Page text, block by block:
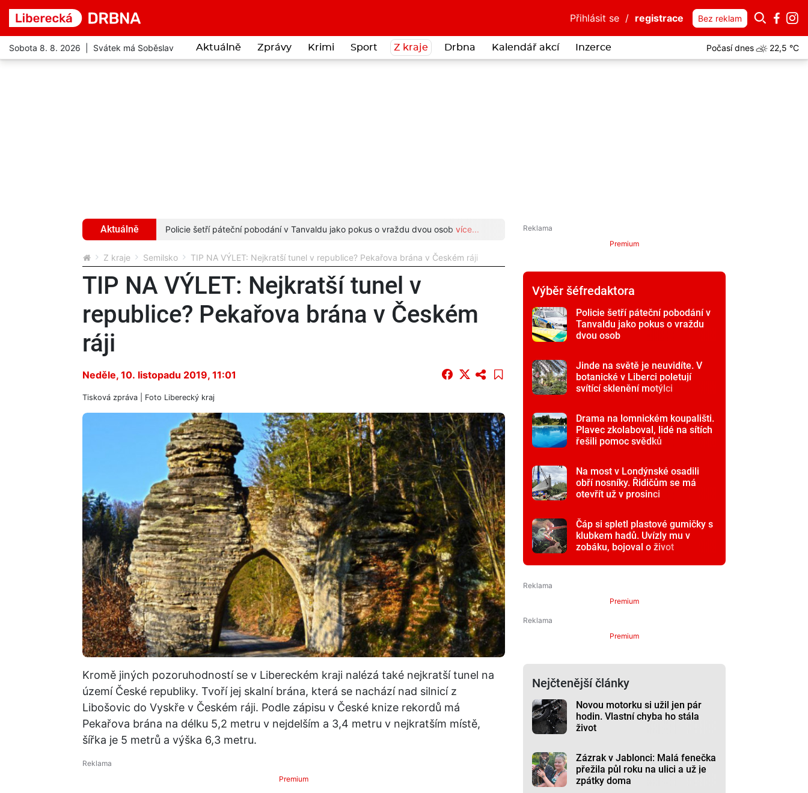
Přihlásit se / registrace Bez reklam
Sobota 8. 8. 2026 | Svátek má Soběslav Aktuálně Zprávy Krimi Sport Z kraje Drbna Kalendář akcí Inzerce Počasí dnes 22,5 °C
Aktuálně
více... Policie šetří páteční pobodání v Tanvaldu jako pokus o vraždu dvou osobvíce... Neuvěřitelná drzost: Lhal o zákazu přiblížení, strážníky chtěl jako taxík
Z kraje Semilsko TIP NA VÝLET: Nejkratší tunel v republice? Pekařova brána v Českém ráji
TIP NA VÝLET: Nejkratší tunel v
republice? Pekařova brána v Českém
ráji
Neděle, 10. listopadu 2019, 11:01
Tisková zpráva | Foto Liberecký kraj
Kromě jiných pozoruhodností se v Libereckém kraji nalézá také nejkratší tunel na
území České republiky. Tvoří jej skalní brána, která se nachází nad silnicí z
Libošovic do Vyskře v Českém ráji. Podle zápisu v České knize rekordů má
Pekařova brána na délku 5,2 metru v nejdelším a 3,4 metru v nejkratším místě,
šířka je 5 metrů a výška 6,3 metru.
Premium
Premium
Výběr šéfredaktora
Policie šetří páteční pobodání v
Tanvaldu jako pokus o vraždu
dvou osob
Jinde na světě je neuvidíte. V
botanické v Liberci poletují
svítící sklenění motýlci
Drama na lomnickém koupališti.
Plavec zkolaboval, lidé na sítích
řešili pomoc svědků
Na most v Londýnské osadili
obří nosníky. Řidičům se má
otevřít už v prosinci
Čáp si spletl plastové gumičky s
klubkem hadů. Uvízly mu v
zobáku, bojoval o život
Premium
Premium
Nejčtenější články
Novou motorku si užil jen pár
hodin. Vlastní chyba ho stála
život
Zázrak v Jablonci: Malá fenečka
přežila půl roku na ulici a už je
zpátky doma